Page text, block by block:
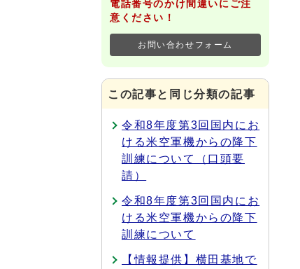
電話番号のかけ間違いにご注
意ください！
お問い合わせフォーム
この記事と同じ分類の記事
令和8年度第3回国内にお
ける米空軍機からの降下
訓練について（口頭要
請）
令和8年度第3回国内にお
ける米空軍機からの降下
訓練について
【情報提供】横田基地で